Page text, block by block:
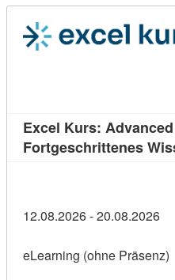
Excel Kurs:
Fortgeschrittenes
12.08.2026 - 20.08.2026
eLearning (ohne Präsenz)